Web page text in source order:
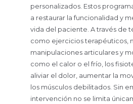
personalizados. Estos
a restaurar la funcionalidad y
vida del paciente. A través de
como ejercicios terapéuticos,
manipulaciones articulares y
como el calor o el frío, los
aliviar el dolor, aumentar la
los músculos debilitados. Sin
intervención no se limita